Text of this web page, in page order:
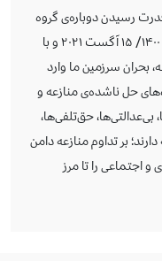
متحجر، افراطی و قوم‌گرای طالبان در ۲۴ اسد ۱۴۰۰/ ۱۵ آگست ۲۰۲۱ و با
بحران سرزمین ما وارد
حل‌ ناشده‌ی منازعه‌ و
حق‌تلفی‌ها،
بر ‌تداوم منازعه دامن
اجتماعی را تا مرز